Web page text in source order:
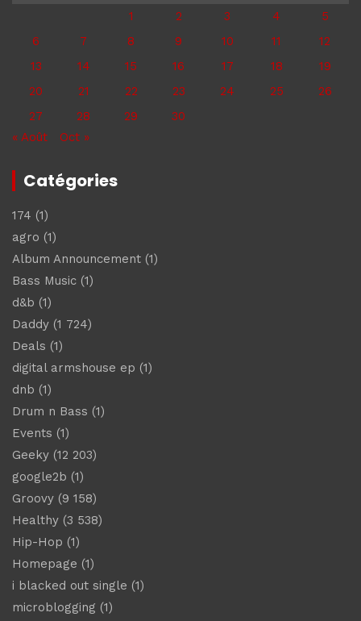
1
2 3 4
5
6
7 8 9 10 11
12
13
14 15 16 17 18
19
20
21 22 23 24 25
26
27
28 29
30
« Août
Oct »
Catégories
174 (1)
agro (1)
Album Announcement (1)
Bass Music (1)
d&b (1)
Daddy (1 724)
Deals (1)
digital armshouse ep (1)
dnb (1)
Drum n Bass (1)
Events (1)
Geeky (12 203)
google2b (1)
Groovy (9 158)
Healthy (3 538)
Hip-Hop (1)
Homepage (1)
i blacked out single (1)
microblogging (1)